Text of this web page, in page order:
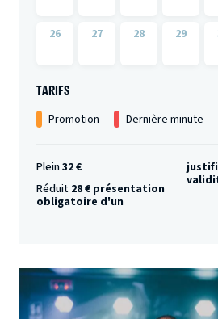
26 27 28 29
TARIFS
Promotion Dernière minute
Plein32 €
Réduit 28 € présentation
obligatoire d'un